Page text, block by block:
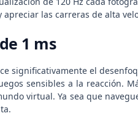
las carreras de alta
1 ms
significativamente el
sensibles a la reacción.
virtual. Ya sea que